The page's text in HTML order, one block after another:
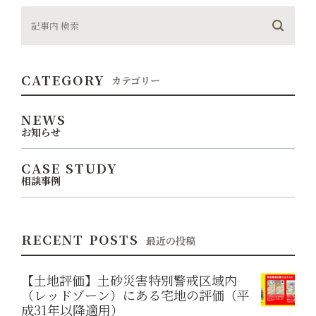
CATEGORY カテゴリー
NEWS
お知らせ
CASE STUDY
相談事例
RECENT POSTS 最近の投稿
【土地評価】土砂災害特別警戒区域内
（レッドゾーン）にある宅地の評価（平
成31年以降適用）